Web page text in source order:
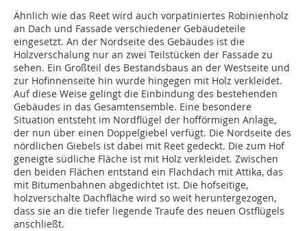
Ähnlich wie das Reet wird auch vorpatiniertes Robinienholz
an Dach und Fassade verschiedener Gebäudeteile
eingesetzt. An der Nordseite des Gebäudes ist die
Holzverschalung nur an zwei Teilstücken der Fassade zu
sehen. Ein Großteil des Bestandsbaus an der Westseite und
zur Hofinnenseite hin wurde hingegen mit Holz verkleidet.
Auf diese Weise gelingt die Einbindung des bestehenden
Gebäudes in das Gesamtensemble. Eine besondere
Situation entsteht im Nordflügel der hofförmigen Anlage,
der nun über einen Doppelgiebel verfügt. Die Nordseite des
nördlichen Giebels ist dabei mit Reet gedeckt. Die zum Hof
geneigte südliche Fläche ist mit Holz verkleidet. Zwischen
den beiden Flächen entstand ein Flachdach mit Attika, das
mit Bitumenbahnen abgedichtet ist. Die hofseitige,
holzverschalte Dachfläche wird so weit heruntergezogen,
dass sie an die tiefer liegende Traufe des neuen Ostflügels
anschließt.